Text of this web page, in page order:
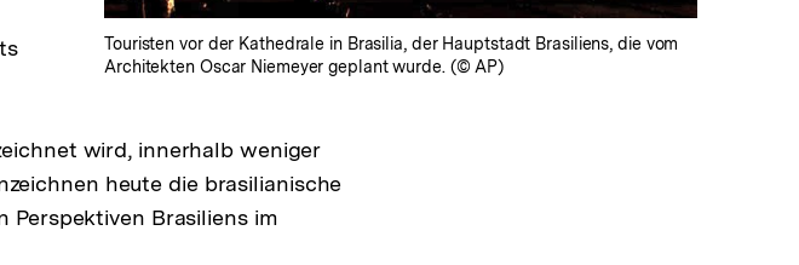
Touristen vor der Kathedrale in Brasilia, der Hauptstadt Brasiliens, die vom
Architekten Oscar Niemeyer geplant wurde. (© AP)
wird, innerhalb weniger
heute die brasilianische
Brasiliens im